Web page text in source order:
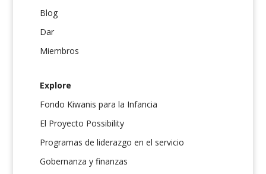
Blog
Dar
Miembros
Explore
Fondo Kiwanis para la Infancia
El Proyecto Possibility
Programas de liderazgo en el servicio
Gobernanza y finanzas